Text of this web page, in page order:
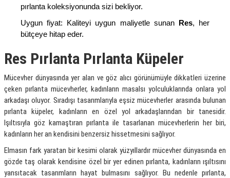
pırlanta koleksiyonunda sizi bekliyor.
Uygun fiyat: Kaliteyi uygun maliyetle sunan Res, her
bütçeye hitap eder.
Res Pırlanta Pırlanta Küpeler
Mücevher dünyasında yer alan ve göz alıcı görünümüyle dikkatleri üzerine
çeken pırlanta mücevherler, kadınların masalsı yolculuklarında onlara yol
arkadaşı oluyor. Sıradışı tasarımlarıyla eşsiz mücevherler arasında bulunan
pırlanta küpeler, kadınların en özel yol arkadaşlarından bir tanesidir.
Işıltısıyla göz kamaştıran pırlanta ile tasarlanan mücevherlerin her biri,
kadınların her an kendisini benzersiz hissetmesini sağlıyor.
Elmasın fark yaratan bir kesimi olarak yüzyıllardır mücevher dünyasında en
gözde taş olarak kendisine özel bir yer edinen pırlanta, kadınların ışıltısını
yansıtacak tasarımların hayat bulmasını sağlıyor. Bu nedenle pırlanta,